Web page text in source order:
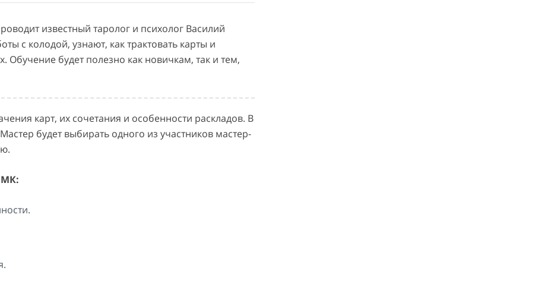
известный таролог и психолог Василий
с колодой, узнают, как трактовать карты и
будет полезно как новичкам, так и тем,
карт, их сочетания и особенности раскладов. В
будет выбирать одного из участников мастер-
МК: